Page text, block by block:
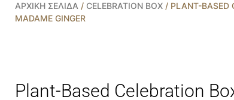
ΑΡΧΙΚΉ ΣΕΛΊΔΑ / CELEBRATION BOX / PLANT-BASED
MADAME GINGER
Plant-Based Celebration